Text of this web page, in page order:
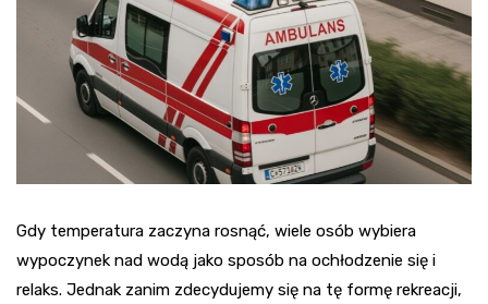
Gdy temperatura zaczyna rosnąć, wiele osób wybiera
wypoczynek nad wodą jako sposób na ochłodzenie się i
relaks. Jednak zanim zdecydujemy się na tę formę rekreacji,